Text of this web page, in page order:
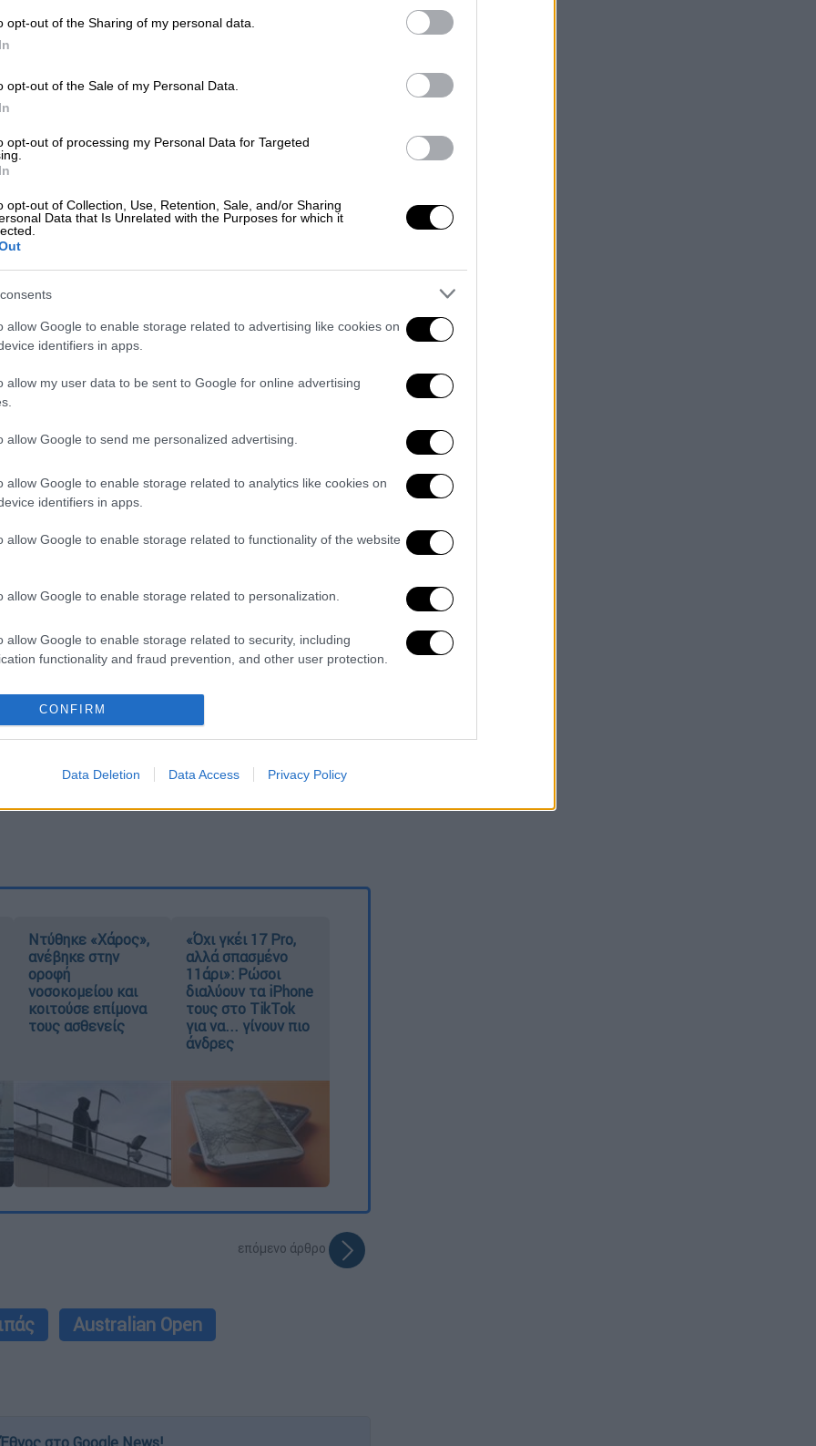
opt-out of the Sharing of my personal data.
opt-out of the Sale of my Personal Data.
opt-out of processing my Personal Data for Targeted
opt-out of Collection, Use, Retention, Sale, and/or Sharing
Data that Is Unrelated with the Purposes for which it
allow Google to enable storage related to advertising like cookies on
identifiers in apps.
allow my user data to be sent to Google for online advertising
allow Google to send me personalized advertising.
allow Google to enable storage related to analytics like cookies on
identifiers in apps.
allow Google to enable storage related to functionality of the website
allow Google to enable storage related to personalization.
allow Google to enable storage related to security, including
functionality and fraud prevention, and other user protection.
CONFIRM
Data Deletion Data Access Privacy Policy
τον Τέιλορ Φριτζ με 3-2 σετ και
Έλληνας τενίστας συγκέντρωσε πάνω
ανατροπής κόντρα στον Αμερικανό
του βοηθώντας ένα ball girl που
στις αρχές του πέμπτου σετ.
6 νεκροί και 40 τραυματίες
και η Αγιά Σοφιά -
να σώσει το φοβισμένο κορίτσι από το
του, αλλά φρόντισε και να μην το
του και απομακρύνοντας το από το
Tour στο Twitter να τον αποθεώνει.
Ντύθηκε «Χάρος»,
ανέβηκε στην
οροφή
νοσοκομείου και
κοιτούσε επίμονα
τους ασθενείς
«Όχι γκέι 17 Pro,
αλλά σπασμένο
11άρι»: Ρώσοι
διαλύουν τα iPhone
τους στο TikTok
για να... γίνουν πιο
άνδρες
επόμενο άρθρο
Australian Open
στο Google News!